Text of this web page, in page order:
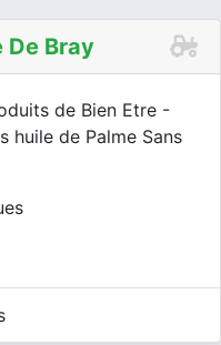
De Bray
de Bien Etre -
huile de Palme Sans